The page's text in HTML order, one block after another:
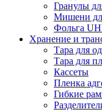
Гранулы
Мишени
Фольга
Хранение и
Тара для
Тара для
Кассеты
Пленка
Гибкие